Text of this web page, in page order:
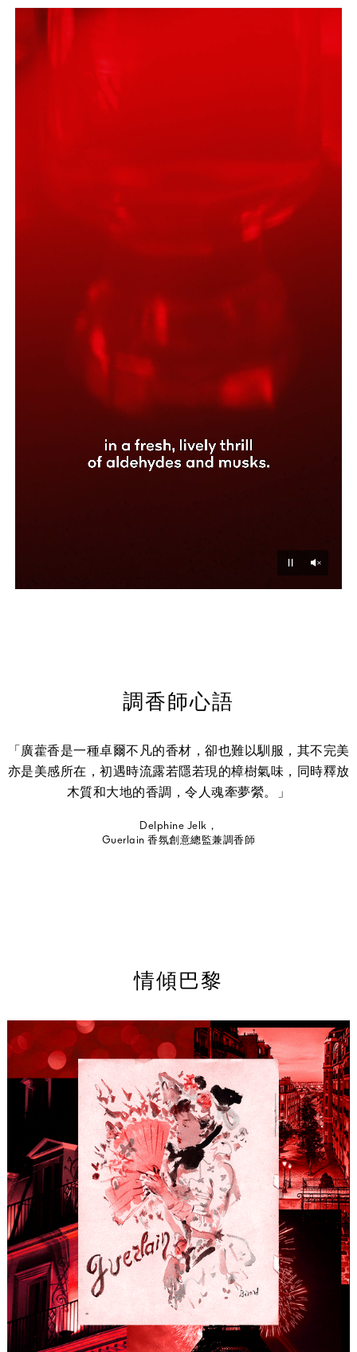
Pause
調香師心語
「廣藿香是一種卓爾不凡的香材，卻也難以馴服，其不完美
亦是美感所在，初遇時流露若隱若現的樟樹氣味，同時釋放
木質和大地的香調，令人魂牽夢縈。」
Delphine Jelk，
Guerlain 香氛創意總監兼調香師
情傾巴黎